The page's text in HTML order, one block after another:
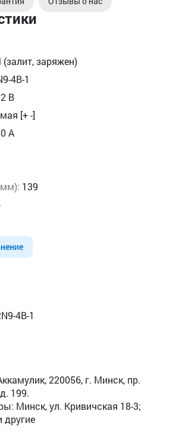
(залит, заряжен)
4B-1
В
[+ -]
А
139
4B-1
220056, г. Минск, пр.
199.
Минск, ул. Кривичская 18-3;
другие